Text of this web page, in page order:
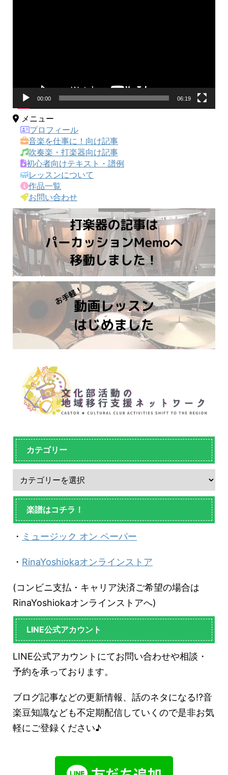
00:00 06:19
メニュー
プロフィール
音楽を仕事に！向け記事
吹奏楽・打楽器向け記事
初心者向けテキスト・譜例
レッスンについて
作品一覧
お問い合わせ
カテゴリー
楽譜はコチラ！
・ ミュージック オン ペーパー
・ RinaYoshiokaオンラインストア
(コンビニ支払・キャリア決済ご希望の場合は
RinaYoshiokaオンラインストアへ)
LINE公式アカウント
LINE公式アカウントにてお問い合わせや相談・
予約を承っております。
ブログ記事などの更新情報、話のネタになる!?音
楽豆知識なども不定期配信していくので是非お気
軽にご登録ください♪